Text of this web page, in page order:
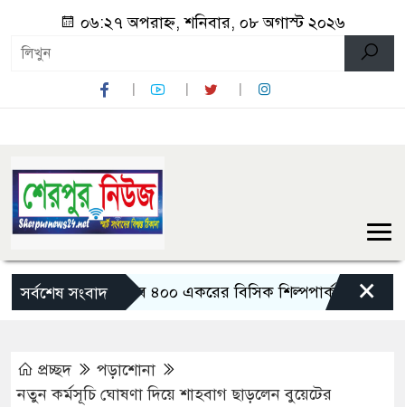
০৬:২৭ অপরাহ্ন, শনিবার, ০৮ অগাস্ট ২০২৬
সর্বশেষ সংবাদ
বগুড়ায় তৈরি হবে ৪০০ একরের বিসিক শিল্পপার্ক: বাণিজ্যমন্ত্রী
×
প্রচ্ছদ
পড়াশোনা
নতুন কর্মসূচি ঘোষণা দিয়ে শাহবাগ ছাড়লেন বুয়েটের